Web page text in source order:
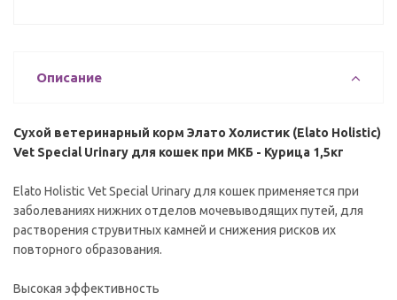
Описание
Сухой ветеринарный корм Элато Холистик (Elato Holistic)
Vet Special Urinary для кошек при МКБ - Курица 1,5кг
Elato Holistic Vet Special Urinary для кошек применяется при
заболеваниях нижних отделов мочевыводящих путей, для
растворения струвитных камней и снижения рисков их
повторного образования.
Высокая эффективность